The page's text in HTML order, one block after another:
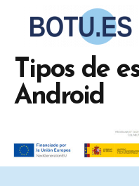
Tipos de
Android